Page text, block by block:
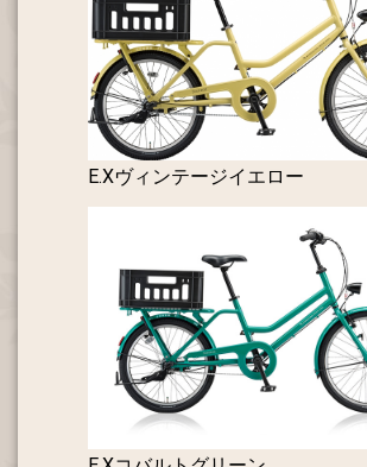
E.Xヴィンテージイエロー